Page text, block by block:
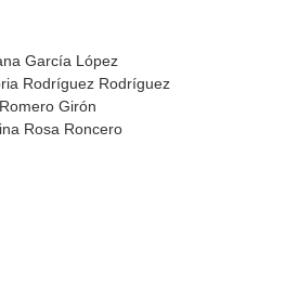
García López
Rodríguez Rodríguez
Girón
Rosa Roncero